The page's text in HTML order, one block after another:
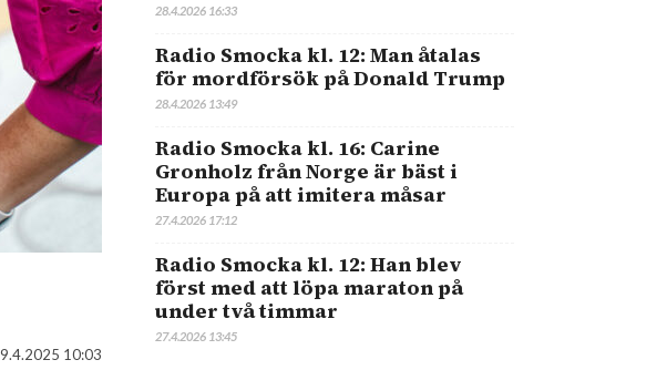
9.4.2025 10:03
28.4.2026 16:33
Radio Smocka kl. 12: Man åtalas
för mordförsök på Donald Trump
28.4.2026 13:49
Radio Smocka kl. 16: Carine
Gronholz från Norge är bäst i
Europa på att imitera måsar
27.4.2026 17:12
Radio Smocka kl. 12: Han blev
först med att löpa maraton på
under två timmar
27.4.2026 13:45